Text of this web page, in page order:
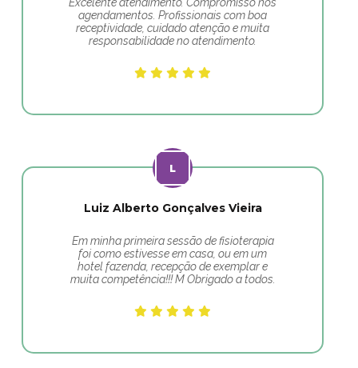
agendamentos. Profissionais com boa
receptividade, cuidado atenção e muita
responsabilidade no atendimento.
Luiz Alberto Gonçalves Vieira
Em minha primeira sessão de fisioterapia
foi como estivesse em casa, ou em um
hotel fazenda, recepção de exemplar e
muita competência!!! M Obrigado a todos.